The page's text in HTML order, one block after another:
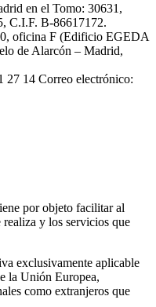
en el Tomo: 30631,
C.I.F. B-86617172.
oficina F (Edificio EGEDA
de Alarcón – Madrid,
14 Correo electrónico:
por objeto facilitar al
y los servicios que
exclusivamente aplicable
la Unión Europea,
como extranjeros que